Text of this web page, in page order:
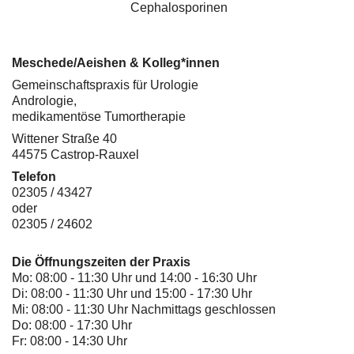
Cephalosporinen
Meschede/Aeishen & Kolleg*innen
Gemeinschaftspraxis für Urologie
Andrologie,
medikamentöse Tumortherapie
Wittener Straße 40
44575 Castrop-Rauxel
Telefon
02305 / 43427
oder
02305 / 24602
Die Öffnungszeiten der Praxis
Mo: 08:00 - 11:30 Uhr und 14:00 - 16:30 Uhr
Di: 08:00 - 11:30 Uhr und 15:00 - 17:30 Uhr
Mi: 08:00 - 11:30 Uhr Nachmittags geschlossen
Do: 08:00 - 17:30 Uhr
Fr: 08:00 - 14:30 Uhr